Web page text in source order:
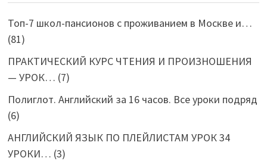
Топ-7 школ-пансионов с проживанием в Москве и…
(81)
ПРАКТИЧЕСКИЙ КУРС ЧТЕНИЯ И ПРОИЗНОШЕНИЯ
— УРОК… (7)
Полиглот. Английский за 16 часов. Все уроки подряд
(6)
АНГЛИЙСКИЙ ЯЗЫК ПО ПЛЕЙЛИСТАМ УРОК 34
УРОКИ… (3)